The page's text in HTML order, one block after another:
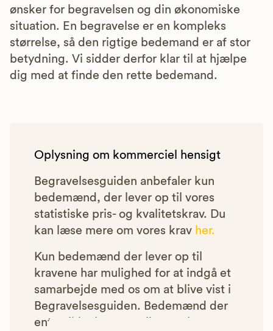
ønsker for begravelsen og din økonomiske
situation. En begravelse er en kompleks
størrelse, så den rigtige bedemand er af stor
betydning. Vi sidder derfor klar til at hjælpe
dig med at finde den rette bedemand.
Oplysning om kommerciel hensigt
Begravelsesguiden anbefaler kun
bedemænd, der lever op til vores
statistiske pris- og kvalitetskrav. Du
kan læse mere om vores krav her.
Kun bedemænd der lever op til
kravene har mulighed for at indgå et
samarbejde med os om at blive vist i
Begravelsesguiden. Bedemænd der
enten ikke lever op til vores krav,